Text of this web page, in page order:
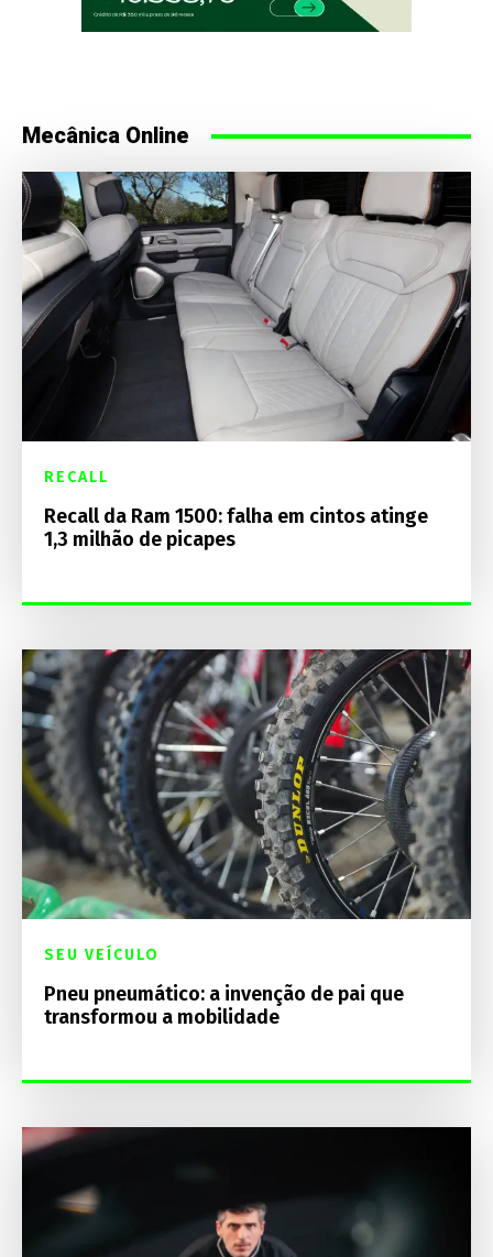
Mecânica Online
RECALL
Recall da Ram 1500: falha em cintos atinge
1,3 milhão de picapes
SEU VEÍCULO
Pneu pneumático: a invenção de pai que
transformou a mobilidade